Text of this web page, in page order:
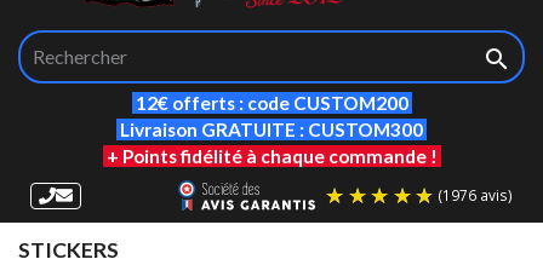

12€ offerts : code CUSTOM200
Livraison GRATUITE : CUSTOM300
+ Points fidélité à chaque commande !
STICKERS